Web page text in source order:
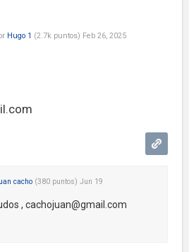
Hugo 1 (2.7k puntos) Feb 26, 2025
cacho (380 puntos) Jun 19
, cachojuan@gmail.com